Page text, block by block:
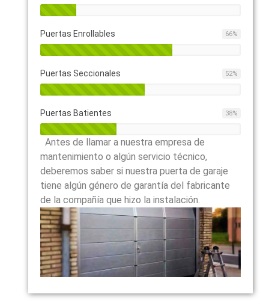
Puertas Enrollables 66%
Puertas Seccionales 52%
Puertas Batientes 38%
Antes de llamar a nuestra empresa de
mantenimiento o algún servicio técnico,
deberemos saber si nuestra puerta de garaje
tiene algún género de garantía del fabricante
de la compañía que hizo la instalación.